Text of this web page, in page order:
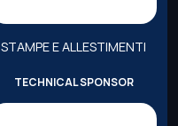
STAMPE E ALLESTIMENTI
TECHNICAL SPONSOR